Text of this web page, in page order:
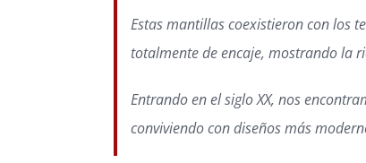
Estas mantillas coexistieron con los
totalmente de encaje, mostrando la
Entrando en el siglo XX, nos
conviviendo con diseños más